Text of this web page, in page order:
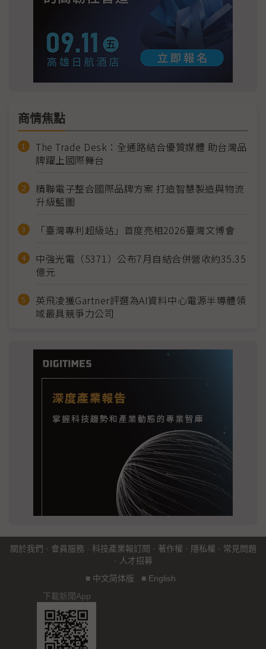
商情焦點
The Trade Desk：全通路結合優質媒體 助台灣品
牌躍上國際舞台
精聯電子整合國際品牌方案 打造智慧製造與物流
升級藍圖
「臺灣專利超級站」首度亮相2026臺灣文博會
中強光電（5371）公布7月自結合併營收約35.35
億元
英飛凌獲Gartner評選為AI資料中心電源半導體領
域最具競爭力公司
關於我們 · 會員服務 · 科技產業報訂閱 · 著作權 · 隱私權 · 常見問題
· 人才招募
■ 中文简体版 ■ English
下載新聞App